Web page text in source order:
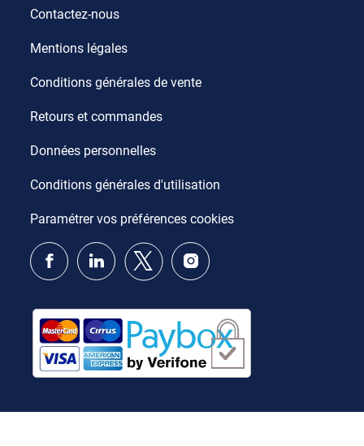
Contactez-nous
Mentions légales
Conditions générales de vente
Retours et commandes
Données personnelles
Conditions générales d'utilisation
Paramétrer vos préférences cookies